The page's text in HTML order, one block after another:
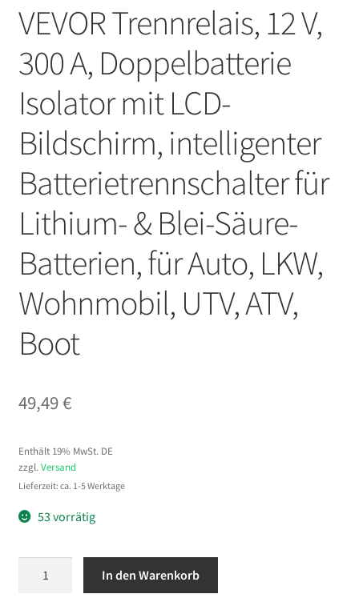
VEVOR Trennrelais, 12 V,
300 A, Doppelbatterie
Isolator mit LCD-
Bildschirm, intelligenter
Batterietrennschalter für
Lithium- & Blei-Säure-
Batterien, für Auto, LKW,
Wohnmobil, UTV, ATV,
Boot
49,49€
Enthält 19% MwSt. DE
zzgl. Versand
Lieferzeit: ca. 1-5 Werktage
53 vorrätig
In den Warenkorb